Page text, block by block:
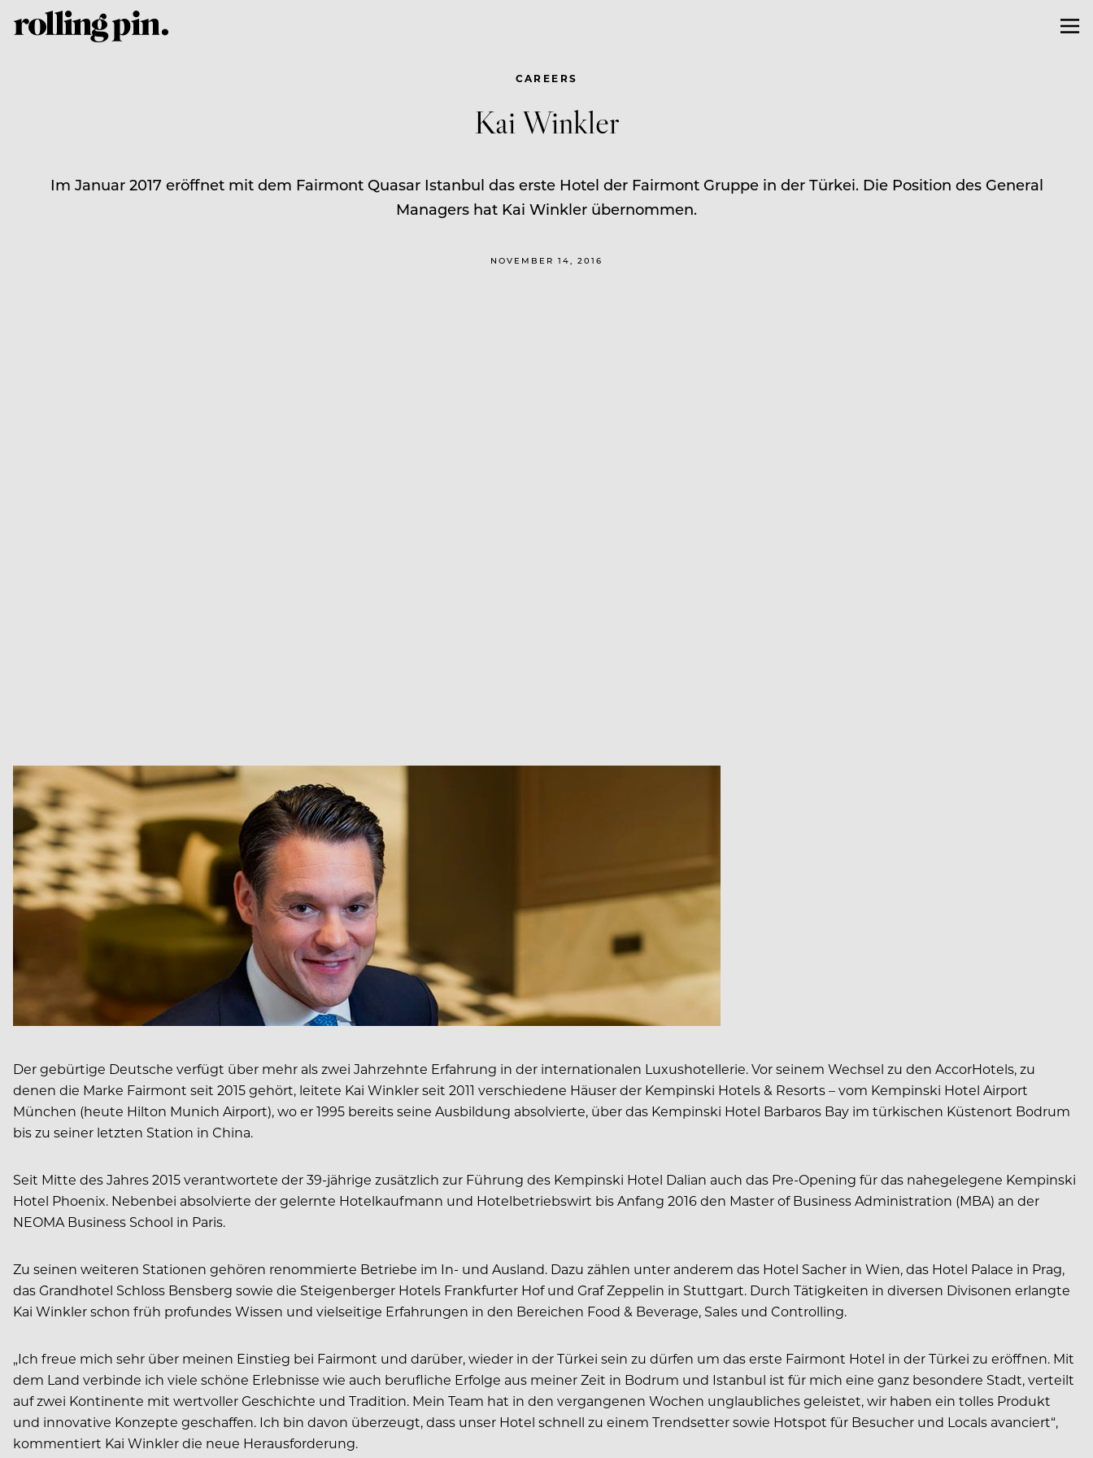
CAREERS
Kai Winkler
Im Januar 2017 eröffnet mit dem Fairmont Quasar Istanbul das erste Hotel der Fairmont Gruppe in der Türkei. Die Position des General
Managers hat Kai Winkler übernommen.
NOVEMBER 14, 2016
Der gebürtige Deutsche verfügt über mehr als zwei Jahrzehnte Erfahrung in der internationalen Luxushotellerie. Vor seinem Wechsel zu den AccorHotels, zu
denen die Marke Fairmont seit 2015 gehört, leitete Kai Winkler seit 2011 verschiedene Häuser der Kempinski Hotels & Resorts – vom Kempinski Hotel Airport
München (heute Hilton Munich Airport), wo er 1995 bereits seine Ausbildung absolvierte, über das Kempinski Hotel Barbaros Bay im türkischen Küstenort Bodrum
bis zu seiner letzten Station in China.
Seit Mitte des Jahres 2015 verantwortete der 39-jährige zusätzlich zur Führung des Kempinski Hotel Dalian auch das Pre-Opening für das nahegelegene Kempinski
Hotel Phoenix. Nebenbei absolvierte der gelernte Hotelkaufmann und Hotelbetriebswirt bis Anfang 2016 den Master of Business Administration (MBA) an der
NEOMA Business School in Paris.
Zu seinen weiteren Stationen gehören renommierte Betriebe im In- und Ausland. Dazu zählen unter anderem das Hotel Sacher in Wien, das Hotel Palace in Prag,
das Grandhotel Schloss Bensberg sowie die Steigenberger Hotels Frankfurter Hof und Graf Zeppelin in Stuttgart. Durch Tätigkeiten in diversen Divisonen erlangte
Kai Winkler schon früh profundes Wissen und vielseitige Erfahrungen in den Bereichen Food & Beverage, Sales und Controlling.
„Ich freue mich sehr über meinen Einstieg bei Fairmont und darüber, wieder in der Türkei sein zu dürfen um das erste Fairmont Hotel in der Türkei zu eröffnen. Mit
dem Land verbinde ich viele schöne Erlebnisse wie auch berufliche Erfolge aus meiner Zeit in Bodrum und Istanbul ist für mich eine ganz besondere Stadt, verteilt
auf zwei Kontinente mit wertvoller Geschichte und Tradition. Mein Team hat in den vergangenen Wochen unglaubliches geleistet, wir haben ein tolles Produkt
und innovative Konzepte geschaffen. Ich bin davon überzeugt, dass unser Hotel schnell zu einem Trendsetter sowie Hotspot für Besucher und Locals avanciert“,
kommentiert Kai Winkler die neue Herausforderung.